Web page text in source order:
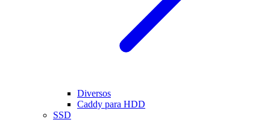
Diversos
Caddy para HDD
SSD